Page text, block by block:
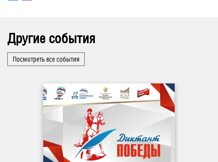
Другие события
Посмотреть все события